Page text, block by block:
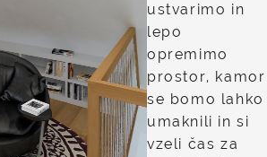
ustvarimo in
lepo
opremimo
prostor, kamor
se bomo lahko
umaknili in si
vzeli čas za